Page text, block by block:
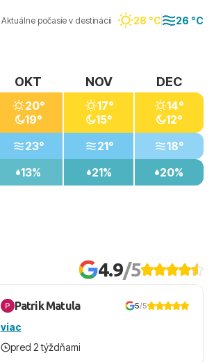
Aktuálne počasie v destinácii 28 °C 26 °C
OKT
20°
19°
23°
13%
NOV
17°
15°
21°
21%
DEC
14°
12°
18°
20%
4.9/5
Patrik Matula 5/5
viac
pred 2 týždňami